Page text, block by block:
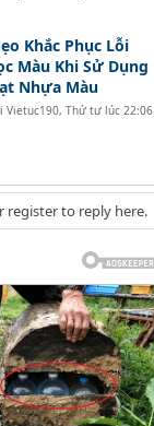
Khắc Phục Lỗi
Màu Khi Sử Dụng
Nhựa Màu
Vietuc190, Thứ tư lúc 22:06
register to reply here.